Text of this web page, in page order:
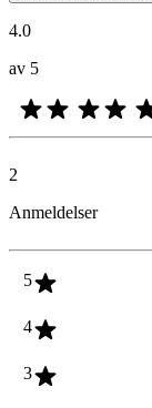
4.0
av 5
2
Anmeldelser
5
4
3